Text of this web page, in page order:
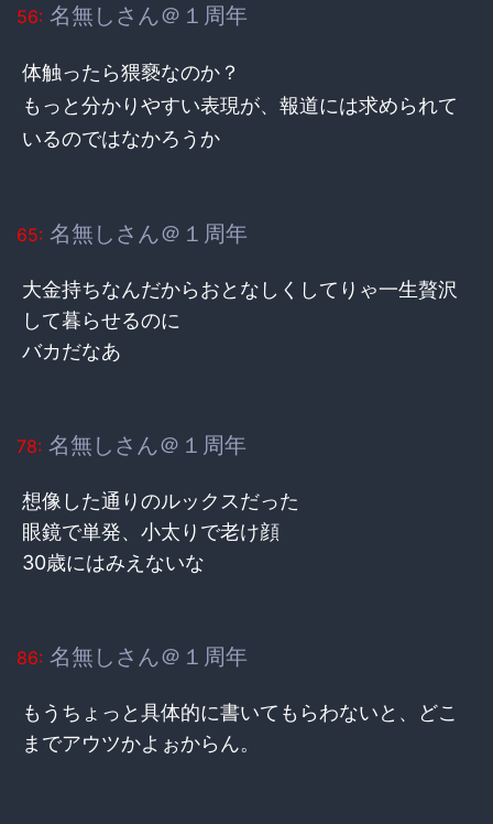
56: 名無しさん＠１周年
体触ったら猥褻なのか？
もっと分かりやすい表現が、報道には求められて
いるのではなかろうか
65: 名無しさん＠１周年
大金持ちなんだからおとなしくしてりゃ一生贅沢
して暮らせるのに
バカだなあ
78: 名無しさん＠１周年
想像した通りのルックスだった
眼鏡で単発、小太りで老け顔
30歳にはみえないな
86: 名無しさん＠１周年
もうちょっと具体的に書いてもらわないと、どこ
までアウツかよぉからん。